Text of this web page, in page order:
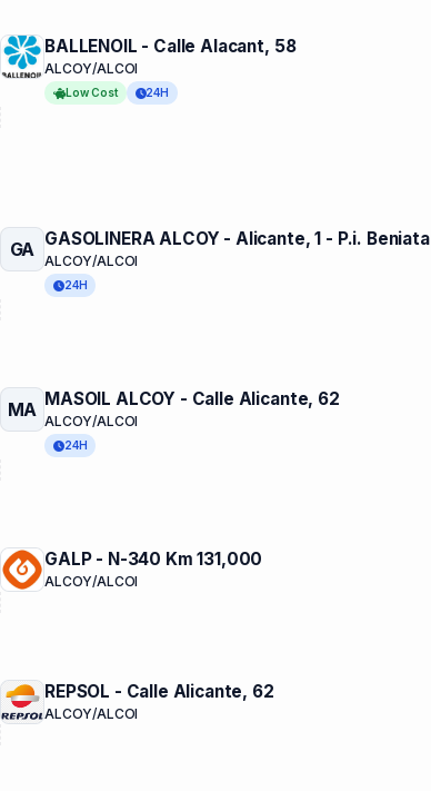
BALLENOIL - Calle Alacant, 58
ALCOY/ALCOI
Low Cost
24H
GA GASOLINERA ALCOY - Alicante, 1 - P.i. Beniata
ALCOY/ALCOI
24H
MA MASOIL ALCOY - Calle Alicante, 62
ALCOY/ALCOI
24H
GALP - N-340 Km 131,000
ALCOY/ALCOI
REPSOL - Calle Alicante, 62
ALCOY/ALCOI